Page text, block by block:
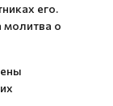
его.
молитва о